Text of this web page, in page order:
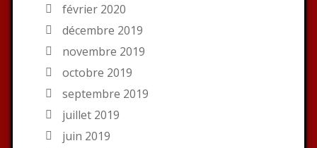
février 2020
décembre 2019
novembre 2019
octobre 2019
septembre 2019
juillet 2019
juin 2019